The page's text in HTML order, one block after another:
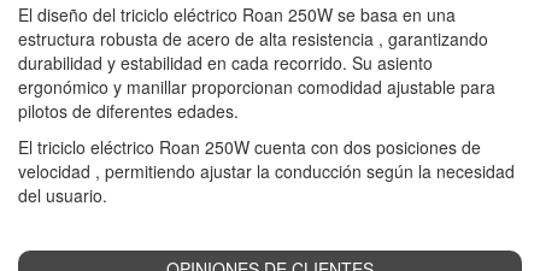
El diseño del triciclo eléctrico Roan 250W se basa en una
estructura robusta de acero de alta resistencia , garantizando
durabilidad y estabilidad en cada recorrido. Su asiento
ergonómico y manillar proporcionan comodidad ajustable para
pilotos de diferentes edades.
El triciclo eléctrico Roan 250W cuenta con dos posiciones de
velocidad , permitiendo ajustar la conducción según la necesidad
del usuario.